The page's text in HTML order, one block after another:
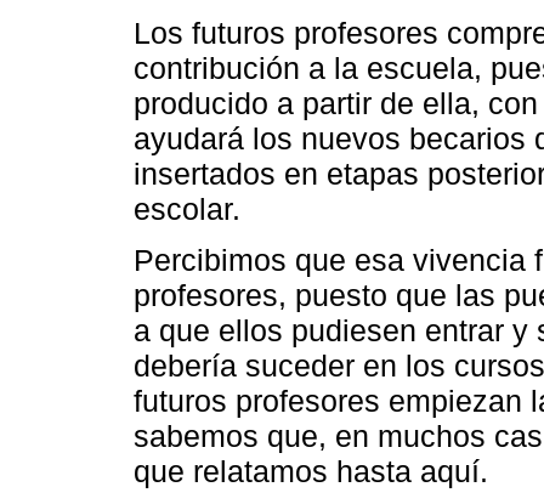
Los futuros profesores
contribución a la escuela,
producido a partir de ella,
ayudará los nuevos becarios
insertados en etapas
escolar.
Percibimos que esa vivencia
profesores, puesto que las
a que ellos pudiesen entrar y
debería suceder en los
futuros profesores empiezan
sabemos que, en muchos
que relatamos hasta aquí.